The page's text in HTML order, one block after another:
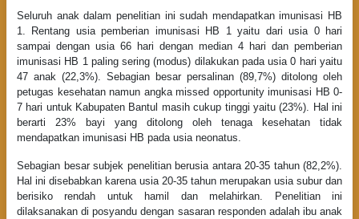
Seluruh anak dalam penelitian ini sudah mendapatkan imunisasi HB
1. Rentang usia pemberian imunisasi HB 1 yaitu dari usia 0 hari
sampai dengan usia 66 hari dengan median 4 hari dan pemberian
imunisasi HB 1 paling sering (modus) dilakukan pada usia 0 hari yaitu
47 anak (22,3%). Sebagian besar persalinan (89,7%) ditolong oleh
petugas kesehatan namun angka missed opportunity imunisasi HB 0-
7 hari untuk Kabupaten Bantul masih cukup tinggi yaitu (23%). Hal ini
berarti 23% bayi yang ditolong oleh tenaga kesehatan tidak
mendapatkan imunisasi HB pada usia neonatus.
Sebagian besar subjek penelitian berusia antara 20-35 tahun (82,2%).
Hal ini disebabkan karena usia 20-35 tahun merupakan usia subur dan
berisiko rendah untuk hamil dan melahirkan. Penelitian ini
dilaksanakan di posyandu dengan sasaran responden adalah ibu anak